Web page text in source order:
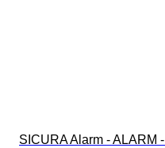
SICURA Alarm - ALARM -